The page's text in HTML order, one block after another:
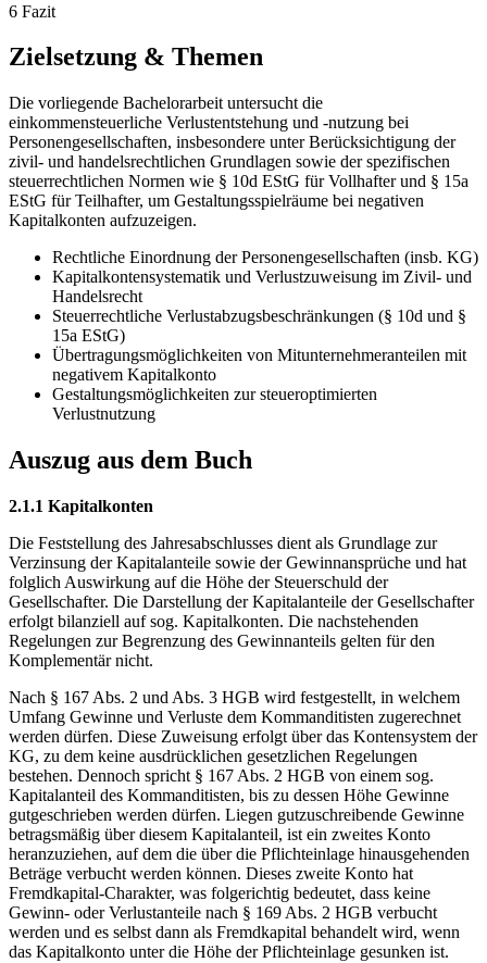
6 Fazit
Zielsetzung & Themen
Die vorliegende Bachelorarbeit untersucht die
einkommensteuerliche Verlustentstehung und -nutzung bei
Personengesellschaften, insbesondere unter Berücksichtigung der
zivil- und handelsrechtlichen Grundlagen sowie der spezifischen
steuerrechtlichen Normen wie § 10d EStG für Vollhafter und § 15a
EStG für Teilhafter, um Gestaltungsspielräume bei negativen
Kapitalkonten aufzuzeigen.
Rechtliche Einordnung der Personengesellschaften (insb. KG)
Kapitalkontensystematik und Verlustzuweisung im Zivil- und
Handelsrecht
Steuerrechtliche Verlustabzugsbeschränkungen (§ 10d und §
15a EStG)
Übertragungsmöglichkeiten von Mitunternehmeranteilen mit
negativem Kapitalkonto
Gestaltungsmöglichkeiten zur steueroptimierten
Verlustnutzung
Auszug aus dem Buch
2.1.1 Kapitalkonten
Die Feststellung des Jahresabschlusses dient als Grundlage zur
Verzinsung der Kapitalanteile sowie der Gewinnansprüche und hat
folglich Auswirkung auf die Höhe der Steuerschuld der
Gesellschafter. Die Darstellung der Kapitalanteile der Gesellschafter
erfolgt bilanziell auf sog. Kapitalkonten. Die nachstehenden
Regelungen zur Begrenzung des Gewinnanteils gelten für den
Komplementär nicht.
Nach § 167 Abs. 2 und Abs. 3 HGB wird festgestellt, in welchem
Umfang Gewinne und Verluste dem Kommanditisten zugerechnet
werden dürfen. Diese Zuweisung erfolgt über das Kontensystem der
KG, zu dem keine ausdrücklichen gesetzlichen Regelungen
bestehen. Dennoch spricht § 167 Abs. 2 HGB von einem sog.
Kapitalanteil des Kommanditisten, bis zu dessen Höhe Gewinne
gutgeschrieben werden dürfen. Liegen gutzuschreibende Gewinne
betragsmäßig über diesem Kapitalanteil, ist ein zweites Konto
heranzuziehen, auf dem die über die Pflichteinlage hinausgehenden
Beträge verbucht werden können. Dieses zweite Konto hat
Fremdkapital-Charakter, was folgerichtig bedeutet, dass keine
Gewinn- oder Verlustanteile nach § 169 Abs. 2 HGB verbucht
werden und es selbst dann als Fremdkapital behandelt wird, wenn
das Kapitalkonto unter die Höhe der Pflichteinlage gesunken ist.